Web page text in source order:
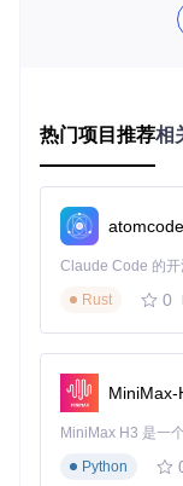
内存
4GB
显示
设置
设置
窗口化
获取项目源码
git clone
热门项目推荐相
atomcode
Rust
0
MiniMax-
Python